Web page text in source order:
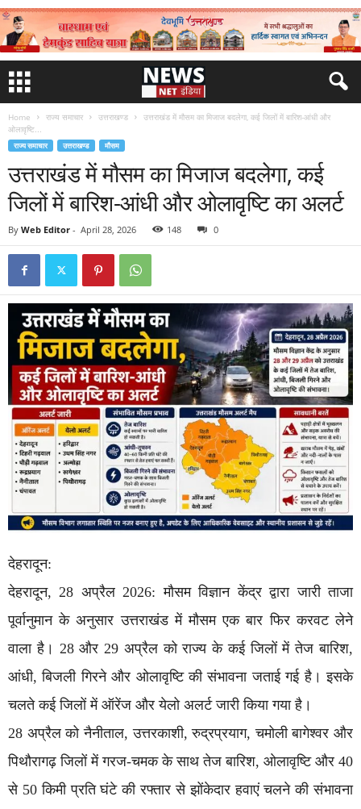
Home राज्य समाचार उत्तराखण्ड
उत्तराखंड में मौसम का मिजाज बदलेगा, कई जिलों में बारिश-आंधी और
ओलावृष्टि...
राज्य समाचार उत्तराखण्ड मौसम
उत्तराखंड में मौसम का मिजाज बदलेगा, कई
जिलों में बारिश-आंधी और ओलावृष्टि का अलर्ट
By Web Editor - April 28, 2026 148 0
देहरादून:
देहरादून, 28 अप्रैल 2026: मौसम विज्ञान केंद्र द्वारा जारी ताजा
पूर्वानुमान के अनुसार उत्तराखंड में मौसम एक बार फिर करवट लेने
वाला है। 28 और 29 अप्रैल को राज्य के कई जिलों में तेज बारिश,
आंधी, बिजली गिरने और ओलावृष्टि की संभावना जताई गई है। इसके
चलते कई जिलों में ऑरेंज और येलो अलर्ट जारी किया गया है।
28 अप्रैल को नैनीताल, उत्तरकाशी, रुद्रप्रयाग, चमोली बागेश्वर और
पिथौरागढ़ जिलों में गरज-चमक के साथ तेज बारिश, ओलावृष्टि और 40
से 50 किमी प्रति घंटे की रफ्तार से झोंकेदार हवाएं चलने की संभावना